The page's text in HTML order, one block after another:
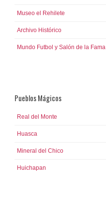
Museo el Rehilete
Archivo Histórico
Mundo Futbol y Salón de la Fama
Pueblos Mágicos
Real del Monte
Huasca
Mineral del Chico
Huichapan